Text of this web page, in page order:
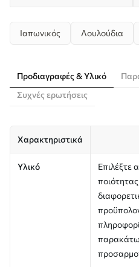
Ιαπωνικός Λουλούδια
Προδιαγραφές & Υλικό
Συχνές ερωτήσεις
Χαρακτηριστικά
Υλικό
Επιλέξτε
παρακάτω